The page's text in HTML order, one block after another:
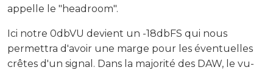
appelle le "headroom".
Ici notre 0dbVU devient un -18dbFS qui nous
permettra d'avoir une marge pour les éventuelles
crêtes d'un signal. Dans la majorité des DAW, le vu-